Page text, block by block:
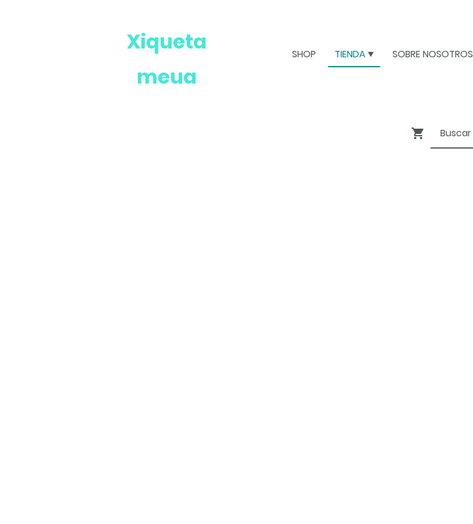
Xiqueta
meua
SHOP TIENDA SOBRE NOSOTROS